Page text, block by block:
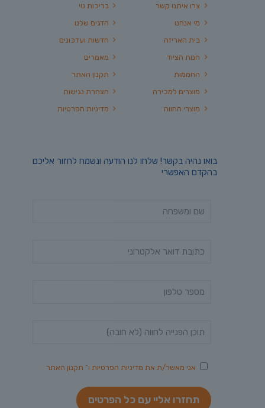
בריכות נוי
הדגים שלנו
חדשות ועדכונים
מאמרים
תקנון האתר
הצהרת נגישות
מדיניות הפרטיות
צרו איתנו קשר
מי אנחנו
בית האריזה
חנות הציוד
החממות
מוצרים למכירה
מוצרי החווה
בואו נהיה בקשר! שלחו לנו הודעה ונשמח לחזור אליכם
בהקדם האפשרי
אני מאשר/ת את מדיניות הפרטיות ו־ תקנון האתר